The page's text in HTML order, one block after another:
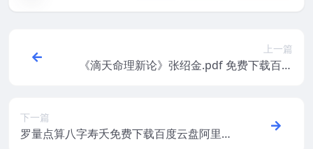
上一篇
《滴天命理新论》张绍金.pdf 免费下载百度
下一篇
罗量点算八字寿夭免费下载百度云盘阿里云